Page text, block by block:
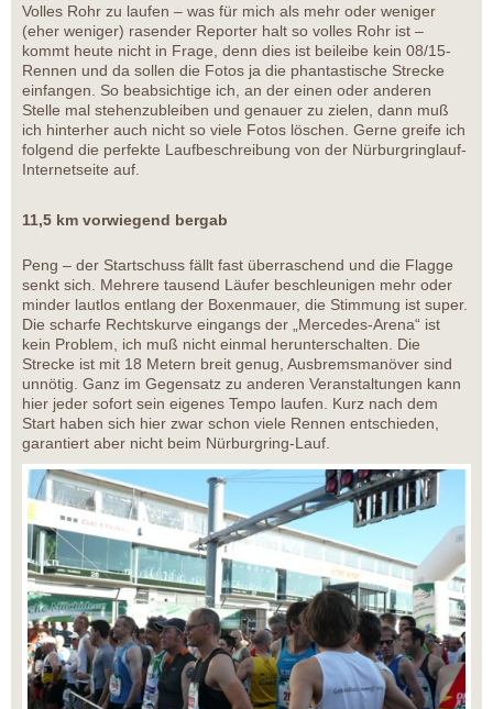
Volles Rohr zu laufen – was für mich als mehr oder weniger
(eher weniger) rasender Reporter halt so volles Rohr ist –
kommt heute nicht in Frage, denn dies ist beileibe kein 08/15-
Rennen und da sollen die Fotos ja die phantastische Strecke
einfangen. So beabsichtige ich, an der einen oder anderen
Stelle mal stehenzubleiben und genauer zu zielen, dann muß
ich hinterher auch nicht so viele Fotos löschen. Gerne greife ich
folgend die perfekte Laufbeschreibung von der Nürburgringlauf-
Internetseite auf.
11,5 km vorwiegend bergab
Peng – der Startschuss fällt fast überraschend und die Flagge
senkt sich. Mehrere tausend Läufer beschleunigen mehr oder
minder lautlos entlang der Boxenmauer, die Stimmung ist super.
Die scharfe Rechtskurve eingangs der „Mercedes-Arena“ ist
kein Problem, ich muß nicht einmal herunterschalten. Die
Strecke ist mit 18 Metern breit genug, Ausbremsmanöver sind
unnötig. Ganz im Gegensatz zu anderen Veranstaltungen kann
hier jeder sofort sein eigenes Tempo laufen. Kurz nach dem
Start haben sich hier zwar schon viele Rennen entschieden,
garantiert aber nicht beim Nürburgring-Lauf.